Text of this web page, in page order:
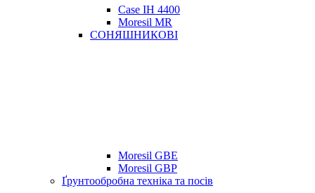
Case IH 4400
Moresil MR
СОНЯШНИКОВІ
Moresil GBE
Moresil GBP
Ґрунтообробна техніка та посів